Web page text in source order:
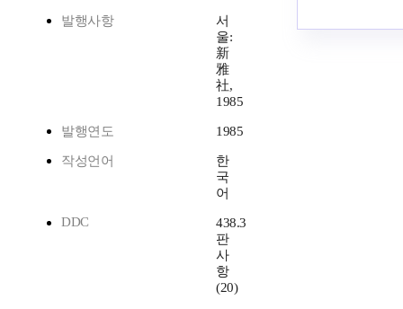
발행사항
서
울:
新
雅
社,
1985
발행연도 1985
작성언어
한
국
어
DDC
438.3
판
사
항
(20)